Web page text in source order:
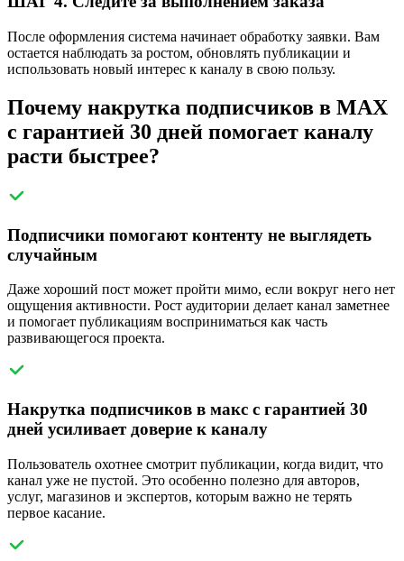
После оформления система начинает обработку заявки. Вам
остается наблюдать за ростом, обновлять публикации и
использовать новый интерес к каналу в свою пользу.
Почему накрутка подписчиков в MAX
с гарантией 30 дней помогает каналу
расти быстрее?
Подписчики помогают контенту не выглядеть
случайным
Даже хороший пост может пройти мимо, если вокруг него нет
ощущения активности. Рост аудитории делает канал заметнее
и помогает публикациям восприниматься как часть
развивающегося проекта.
Накрутка подписчиков в макс с гарантией 30
дней усиливает доверие к каналу
Пользователь охотнее смотрит публикации, когда видит, что
канал уже не пустой. Это особенно полезно для авторов,
услуг, магазинов и экспертов, которым важно не терять
первое касание.